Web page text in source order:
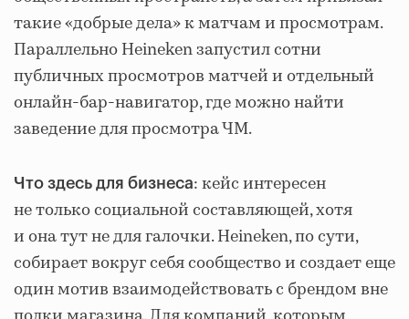
такие «добрые дела» к матчам и просмотрам.
Параллельно Heineken запустил сотни
публичных просмотров матчей и отдельный
онлайн-бар-навигатор, где можно найти
заведение для просмотра ЧМ.
Что здесь для бизнеса: кейс интересен
не только социальной составляющей, хотя
и она тут не для галочки. Heineken, по сути,
собирает вокруг себя сообщество и создает еще
один мотив взаимодействовать с брендом вне